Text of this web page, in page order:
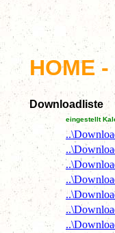
HOME
Downloadliste
eingestellt